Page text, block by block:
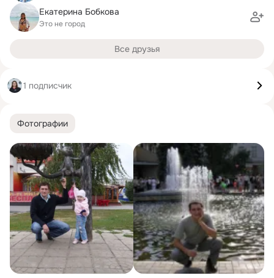
Фотографии
Екатерина Бобкова
Это не город
Все друзья
1 подписчик